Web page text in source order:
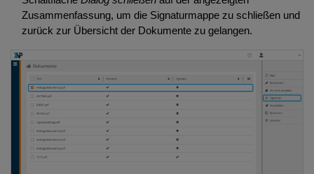
Zusammenfassung, um die Signaturmappe zu schließen und
zurück zur Übersicht der Dokumente zu gelangen.